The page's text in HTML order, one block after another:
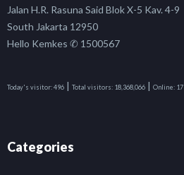
Jalan H.R. Rasuna Said Blok X-5 Kav. 4-9
South Jakarta 12950
Hello Kemkes ✆ 1500567
Today's visitor:496 | Total visitors: 18,368,066 | Online: 17
Categories